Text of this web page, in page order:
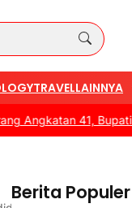
TRAVELLAINNYA
41, Bupati
Berita Populer